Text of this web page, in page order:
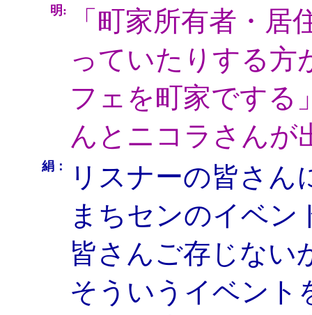
明:
「町家所有者・
っていたりする方
フェを町家でする
んとニコラさんが
絹：
リスナーの皆さ
まちセンのイベン
皆さんご存じない
そういうイベント